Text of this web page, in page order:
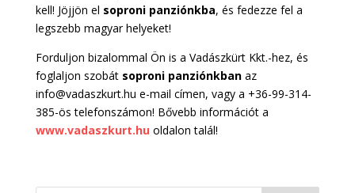
kell! Jöjjön el soproni panziónkba, és fedezze fel a
legszebb magyar helyeket!
Forduljon bizalommal Ön is a Vadászkürt Kkt.-hez, és
foglaljon szobát soproni panziónkbanaz
info@vadaszkurt.hu e-mail címen, vagy a +36-99-314-
385-ös telefonszámon! Bővebb információt a
www.vadaszkurt.hu oldalon talál!